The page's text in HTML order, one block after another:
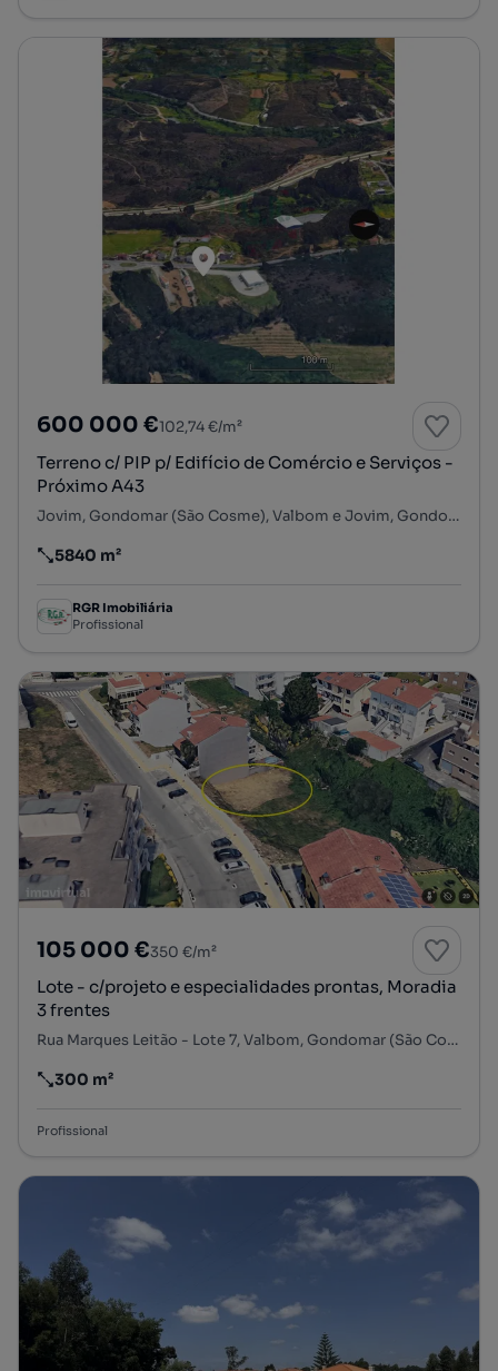
600 000 €102,74 €/m²
Terreno c/ PIP p/ Edifício de Comércio e Serviços -
Próximo A43
Jovim, Gondomar (São Cosme), Valbom e Jovim, Gondomar, Porto
Preço por metro quadrado
5840 m²
RGR Imobiliária
Profissional
105 000 €350 €/m²
Lote - c/projeto e especialidades prontas, Moradia
3 frentes
Rua Marques Leitão - Lote 7, Valbom, Gondomar (São Cosme), Valbom e Jovim, Gondomar, Porto
Preço por metro quadrado
300 m²
Profissional